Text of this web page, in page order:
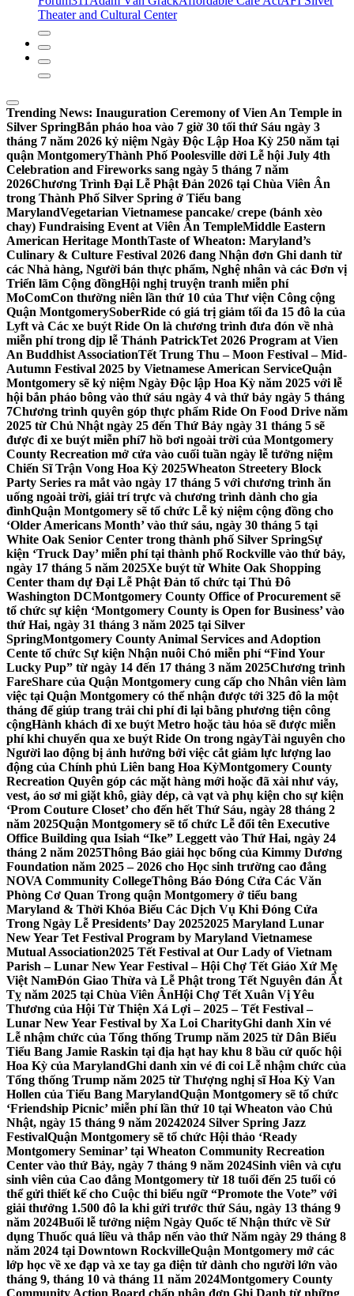
Theater and Cultural Center
Trending News: Inauguration Ceremony of Vien An Temple in
Silver SpringBắn pháo hoa vào 7 giờ 30 tối thứ Sáu ngày 3
tháng 7 năm 2026 kỷ niệm Ngày Độc Lập Hoa Kỳ 250 năm tại
quận MontgomeryThành Phố Poolesville dời Lễ hội July 4th
Celebration and Fireworks sang ngày 5 tháng 7 năm
2026Chương Trình Đại Lễ Phật Đản 2026 tại Chùa Viên Ân
trong Thành Phố Silver Spring ở Tiểu bang
MarylandVegetarian Vietnamese pancake/ crepe (bánh xèo
chay) Fundraising Event at Viên Ân TempleMiddle Eastern
American Heritage MonthTaste of Wheaton: Maryland’s
Culinary & Culture Festival 2026 đang Nhận đơn Ghi danh từ
các Nhà hàng, Người bán thực phẩm, Nghệ nhân và các Đơn vị
Triển lãm Cộng đồngHội nghị truyện tranh miễn phí
MoComCon thường niên lần thứ 10 của Thư viện Công cộng
Quận MontgomerySoberRide có giá trị giảm tối đa 15 đô la của
Lyft và Các xe buýt Ride On là chương trình đưa đón về nhà
miễn phí trong dịp lễ Thánh PatrickTet 2026 Program at Vien
An Buddhist AssociationTết Trung Thu – Moon Festival – Mid-
Autumn Festival 2025 by Vietnamese American ServiceQuận
Montgomery sẽ kỷ niệm Ngày Độc lập Hoa Kỳ năm 2025 với lễ
hội bắn pháo bông vào thứ sáu ngày 4 và thứ bảy ngày 5 tháng
7Chương trình quyên góp thực phẩm Ride On Food Drive năm
2025 từ Chủ Nhật ngày 25 đến Thứ Bảy ngày 31 tháng 5 sẽ
được đi xe buýt miễn phí7 hồ bơi ngoài trời của Montgomery
County Recreation mở cửa vào cuối tuần ngày lễ tưởng niệm
Chiến Sĩ Trận Vong Hoa Kỳ 2025Wheaton Streetery Block
Party Series ra mắt vào ngày 17 tháng 5 với chương trình ăn
uống ngoài trời, giải trí trực và chương trình dành cho gia
đìnhQuận Montgomery sẽ tổ chức Lễ kỷ niệm cộng đồng cho
‘Older Americans Month’ vào thứ sáu, ngày 30 tháng 5 tại
White Oak Senior Center trong thành phố Silver SpringSự
kiện ‘Truck Day’ miễn phí tại thành phố Rockville vào thứ bảy,
ngày 17 tháng 5 năm 2025Xe buýt từ White Oak Shopping
Center tham dự Đại Lễ Phật Đản tổ chức tại Thủ Đô
Washington DCMontgomery County Office of Procurement sẽ
tổ chức sự kiện ‘Montgomery County is Open for Business’ vào
thứ Hai, ngày 31 tháng 3 năm 2025 tại Silver
SpringMontgomery County Animal Services and Adoption
Cente tổ chức Sự kiện Nhận nuôi Chó miễn phí “Find Your
Lucky Pup” từ ngày 14 đến 17 tháng 3 năm 2025Chương trình
FareShare của Quận Montgomery cung cấp cho Nhân viên làm
việc tại Quận Montgomery có thể nhận được tới 325 đô la một
tháng để giúp trang trải chi phí đi lại bằng phương tiện công
cộngHành khách đi xe buýt Metro hoặc tàu hỏa sẽ được miễn
phí khi chuyển qua xe buýt Ride On trong ngàyTài nguyên cho
Người lao động bị ảnh hưởng bởi việc cắt giảm lực lượng lao
động của Chính phủ Liên bang Hoa KỳMontgomery County
Recreation Quyên góp các mặt hàng mới hoặc đã xài như váy,
vest, áo sơ mi giặt khô, giày dép, cà vạt và phụ kiện cho sự kiện
‘Prom Couture Closet’ cho đến hết Thứ Sáu, ngày 28 tháng 2
năm 2025Quận Montgomery sẽ tổ chức Lễ đổi tên Executive
Office Building qua Isiah “Ike” Leggett vào Thứ Hai, ngày 24
tháng 2 năm 2025Thông Báo giải học bổng của Kimmy Dương
Foundation năm 2025 – 2026 cho Học sinh trường cao đẳng
NOVA Community CollegeThông Báo Đóng Cửa Các Văn
Phòng Cơ Quan Trong quận Montgomery ở tiểu bang
Maryland & Thời Khóa Biểu Các Dịch Vụ Khi Đóng Cửa
Trong Ngày Lễ Presidents’ Day 20252025 Maryland Lunar
New Year Tet Festival Program by Maryland Vietnamese
Mutual Association2025 Tết Festival at Our Lady of Vietnam
Parish – Lunar New Year Festival – Hội Chợ Tết Giáo Xứ Mẹ
Việt NamĐón Giao Thừa và Lễ Phật trong Tết Nguyên đán Ất
Tỵ năm 2025 tại Chùa Viên ÂnHội Chợ Tết Xuân Vị Yêu
Thương của Hội Từ Thiện Xá Lợi – 2025 – Tết Festival –
Lunar New Year Festival by Xa Loi CharityGhi danh Xin vé
Lễ nhậm chức của Tổng thống Trump năm 2025 từ Dân Biểu
Tiểu Bang Jamie Raskin tại địa hạt hay khu 8 bầu cử quốc hội
Hoa Kỳ của MarylandGhi danh xin vé đi coi Lễ nhậm chức của
Tổng thống Trump năm 2025 từ Thượng nghị sĩ Hoa Kỳ Van
Hollen của Tiểu Bang MarylandQuận Montgomery sẽ tổ chức
‘Friendship Picnic’ miễn phí lần thứ 10 tại Wheaton vào Chủ
Nhật, ngày 15 tháng 9 năm 20242024 Silver Spring Jazz
FestivalQuận Montgomery sẽ tổ chức Hội thảo ‘Ready
Montgomery Seminar’ tại Wheaton Community Recreation
Center vào thứ Bảy, ngày 7 tháng 9 năm 2024Sinh viên và cựu
sinh viên của Cao đẳng Montgomery từ 18 tuổi đến 25 tuổi có
thể gửi thiết kế cho Cuộc thi biểu ngữ “Promote the Vote” với
giải thưởng 1.500 đô la khi gửi trước thứ Sáu, ngày 13 tháng 9
năm 2024Buổi lễ tưởng niệm Ngày Quốc tế Nhận thức về Sử
dụng Thuốc quá liều và thắp nến vào thứ Năm ngày 29 tháng 8
năm 2024 tại Downtown RockvilleQuận Montgomery mở các
lớp học về xe đạp và xe tay ga điện tử dành cho người lớn vào
tháng 9, tháng 10 và tháng 11 năm 2024Montgomery County